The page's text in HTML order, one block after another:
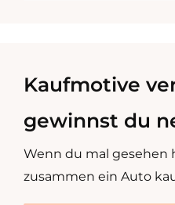
Kaufmotive
gewinnst du
Wenn du mal gesehen
zusammen ein Auto